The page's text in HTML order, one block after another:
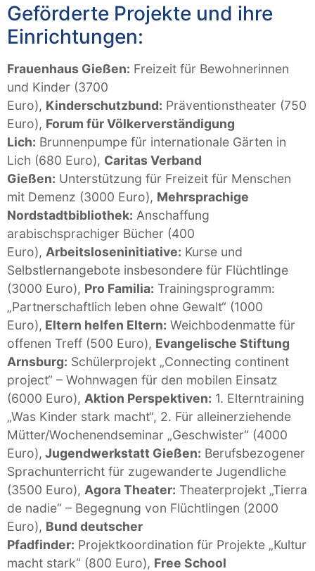
Geförderte Projekte und ihre
Einrichtungen:
Frauenhaus Gießen: Freizeit für Bewohnerinnen
und Kinder (3700
Euro), Kinderschutzbund: Präventionstheater (750
Euro), Forum für Völkerverständigung
Lich: Brunnenpumpe für internationale Gärten in
Lich (680 Euro), Caritas Verband
Gießen: Unterstützung für Freizeit für Menschen
mit Demenz (3000 Euro), Mehrsprachige
Nordstadtbibliothek: Anschaffung
arabischsprachiger Bücher (400
Euro), Arbeitsloseninitiative: Kurse und
Selbstlernangebote insbesondere für Flüchtlinge
(3000 Euro), Pro Familia: Trainingsprogramm:
„Partnerschaftlich leben ohne Gewalt“ (1000
Euro), Eltern helfen Eltern: Weichbodenmatte für
offenen Treff (500 Euro), Evangelische Stiftung
Arnsburg: Schülerprojekt „Connecting continent
project“ – Wohnwagen für den mobilen Einsatz
(6000 Euro), Aktion Perspektiven: 1. Elterntraining
„Was Kinder stark macht“, 2. Für alleinerziehende
Mütter/Wochenendseminar „Geschwister“ (4000
Euro), Jugendwerkstatt Gießen: Berufsbezogener
Sprachunterricht für zugewanderte Jugendliche
(3500 Euro), Agora Theater: Theaterprojekt „Tierra
de nadie“ – Begegnung von Flüchtlingen (2000
Euro), Bund deutscher
Pfadfinder: Projektkoordination für Projekte „Kultur
macht stark“ (800 Euro), Free School